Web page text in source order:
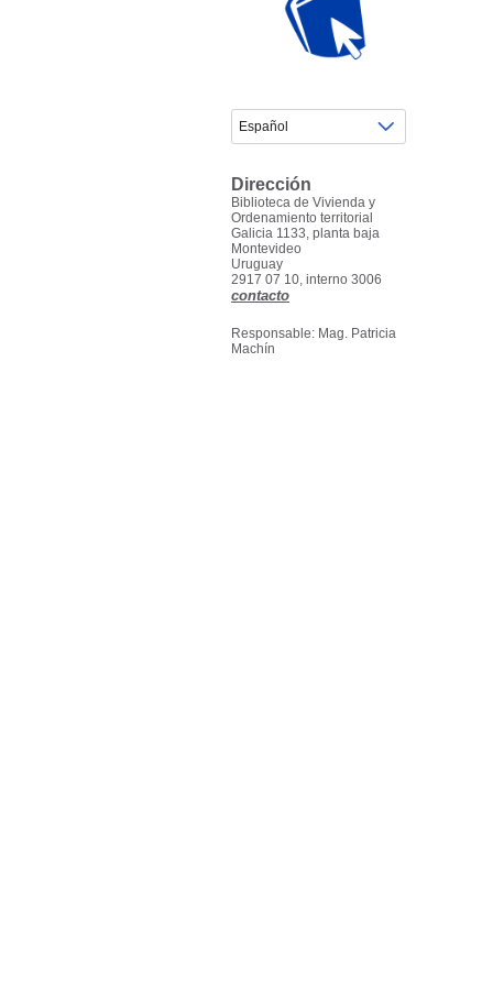
Dirección
Biblioteca de Vivienda y
Ordenamiento territorial
Galicia 1133, planta baja
Montevideo
Uruguay
2917 07 10, interno 3006
contacto
Responsable: Mag. Patricia
Machín